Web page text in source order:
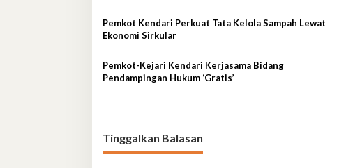
Pemkot Kendari Perkuat Tata Kelola Sampah Lewat
Ekonomi Sirkular
Pemkot-Kejari Kendari Kerjasama Bidang
Pendampingan Hukum ‘Gratis’
Tinggalkan Balasan